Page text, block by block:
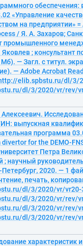
«Управление
на предприятии»
/ Я. А. Захаров;
промышленного
; консультант
— Загл. с титул.
— Adobe Acrobat
elib.spbstu.ru/dl/
dl/3/2020/vr/rev/
выпускная
программа
for the DEMO-
Петра
; научный
2020. — 1
печать,
dl/3/2020/vr/vr20-
dl/3/2020/vr/rev/
dl/3/2020/vr/rev/
dl/3/2020/vr/rev/
характеристик